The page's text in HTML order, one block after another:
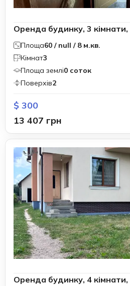
Оренда будинку, 3 кімнати,
Площа60 / null / 8 м.кв.
Кімнат3
Площа землі0 соток
Поверхів2
$ 300
13 407 грн
Оренда будинку, 4